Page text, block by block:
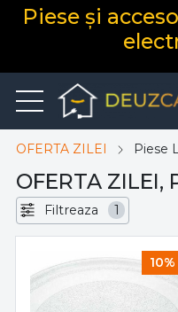
Piese și
OFERTA ZILEI Piese
OFERTA ZILEI,
Filtreaza 1
10%